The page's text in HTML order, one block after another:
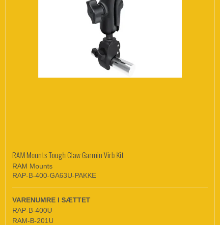
RAM Mounts Tough Claw Garmin Virb Kit
RAM Mounts
RAP-B-400-GA63U-PAKKE
VARENUMRE I SÆTTET
RAP-B-400U
RAM-B-201U